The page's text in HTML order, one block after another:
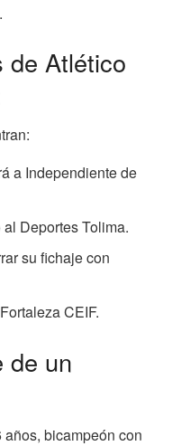
de Atlético
a Independiente de
al Deportes Tolima.
su fichaje con
CEIF.
de un
bicampeón con